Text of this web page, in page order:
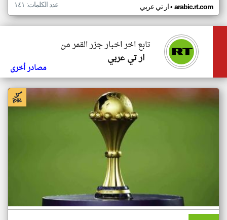
ار تي عربي• arabic.rt.com عدد الكلمات: ١٤١
تابع اخر اخبار جزر القمر من
ار تي عربي
مصادر أخرى